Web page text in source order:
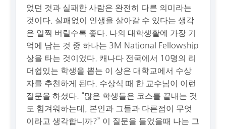
었던 것과 실패한 사람은 완전히 다른 의미라는
것이다. 실패없이 인생을 살아갈 수 있다는 생각
은 일찍 버릴수록 좋다. 나의 대학생활에 가장 기
억에 남는 것 중 하나는 3M National Fellowship
상을 타는 것이었다. 캐나다 전국에서 10명의 리
더쉽있는 학생을 뽑는 이 상은 대학교에서 수상
자를 추천하게 된다. 수상식 때 한 교수님이 이런
질문을 하셨다. “많은 학생들은 코스를 끝내는 것
도 힘겨워하는데, 본인과 그들과 다른점이 무엇
이라고 생각합니까?” 이 질문을 들었을때 나는 그